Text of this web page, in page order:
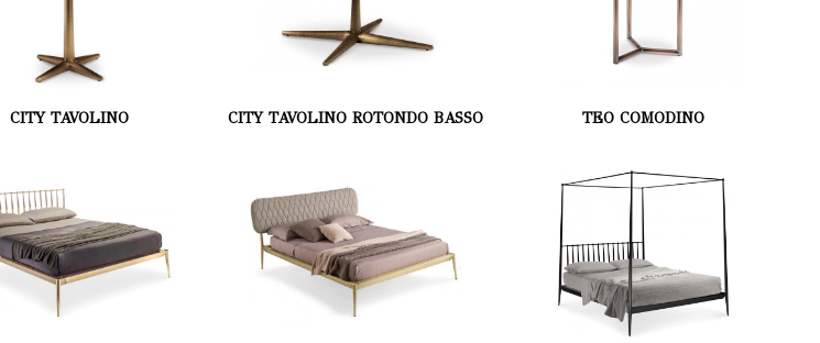
CITY TAVOLINO CITY TAVOLINO ROTONDO BASSO TEO COMODINO